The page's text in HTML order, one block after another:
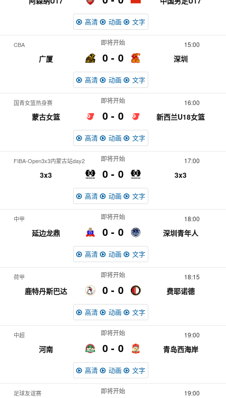
高清 动画 文字
CBA 15:00
广厦 0
即将开始
深圳
0
高清 动画 文字
国青女篮热身赛 16:00
蒙古女篮 0
即将开始
新西兰U18女篮
0
高清 动画 文字
FIBA-Open3x3内蒙古站day2 17:00
3x3 0
即将开始
3x3
0
高清 动画 文字
中甲 18:00
延边龙鼎 0
即将开始
深圳青年人
0
高清 动画 文字
荷甲 18:15
鹿特丹斯巴达 0
即将开始
费耶诺德
0
高清 动画 文字
中超 19:00
河南 0
即将开始
青岛西海岸
0
高清 动画 文字
足球友谊赛 19:00
即将开始